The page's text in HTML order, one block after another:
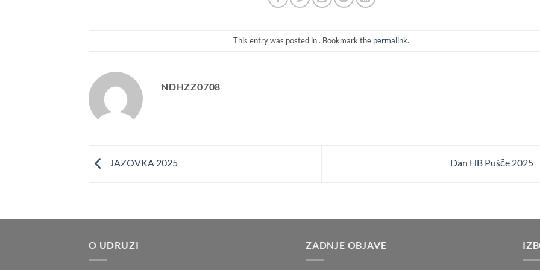
This entry was posted in . Bookmark the permalink.
NDHZZ0708
JAZOVKA 2025 Dan HB Pušče 2025
O UDRUZI ZADNJE OBJAVE